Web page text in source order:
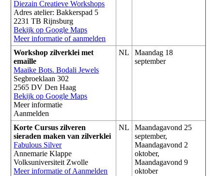
Diezain Creatieve Workshops
Adres atelier: Bakkerspad 5
2231 TB Rijnsburg
Bekijk op Google Maps
Meer informatie of aanmelden
Workshop zilverklei met
emaille
Maaike Bots. Bodali Jewels
Segbroeklaan 302
2565 DV Den Haag
Bekijk op Google Maps
Meer informatie
Aanmelden
NL
Maandag 18
september
Korte Cursus zilveren
sieraden maken van zilverklei
Fabulous Silver
Annemarie Klappe
Volksuniversiteit Zwolle
Meer informatie of Aanmelden
NL
Maandagavond 25
september,
Maandagavond 2
oktober,
Maandagavond 9
oktober